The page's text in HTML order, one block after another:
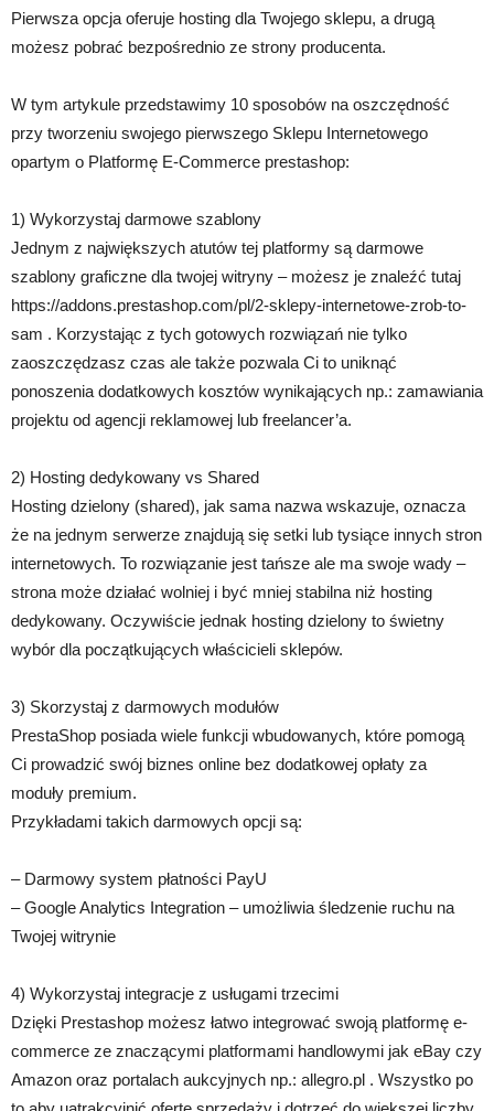
Pierwsza opcja oferuje hosting dla Twojego sklepu, a drugą
możesz pobrać bezpośrednio ze strony producenta.
W tym artykule przedstawimy 10 sposobów na oszczędność
przy tworzeniu swojego pierwszego Sklepu Internetowego
opartym o Platformę E-Commerce prestashop:
1) Wykorzystaj darmowe szablony
Jednym z największych atutów tej platformy są darmowe
szablony graficzne dla twojej witryny – możesz je znaleźć tutaj
https://addons.prestashop.com/pl/2-sklepy-internetowe-zrob-to-
sam . Korzystając z tych gotowych rozwiązań nie tylko
zaoszczędzasz czas ale także pozwala Ci to uniknąć
ponoszenia dodatkowych kosztów wynikających np.: zamawiania
projektu od agencji reklamowej lub freelancer’a.
2) Hosting dedykowany vs Shared
Hosting dzielony (shared), jak sama nazwa wskazuje, oznacza
że na jednym serwerze znajdują się setki lub tysiące innych stron
internetowych. To rozwiązanie jest tańsze ale ma swoje wady –
strona może działać wolniej i być mniej stabilna niż hosting
dedykowany. Oczywiście jednak hosting dzielony to świetny
wybór dla początkujących właścicieli sklepów.
3) Skorzystaj z darmowych modułów
PrestaShop posiada wiele funkcji wbudowanych, które pomogą
Ci prowadzić swój biznes online bez dodatkowej opłaty za
moduły premium.
Przykładami takich darmowych opcji są:
– Darmowy system płatności PayU
– Google Analytics Integration – umożliwia śledzenie ruchu na
Twojej witrynie
4) Wykorzystaj integracje z usługami trzecimi
Dzięki Prestashop możesz łatwo integrować swoją platformę e-
commerce ze znaczącymi platformami handlowymi jak eBay czy
Amazon oraz portalach aukcyjnych np.: allegro.pl . Wszystko po